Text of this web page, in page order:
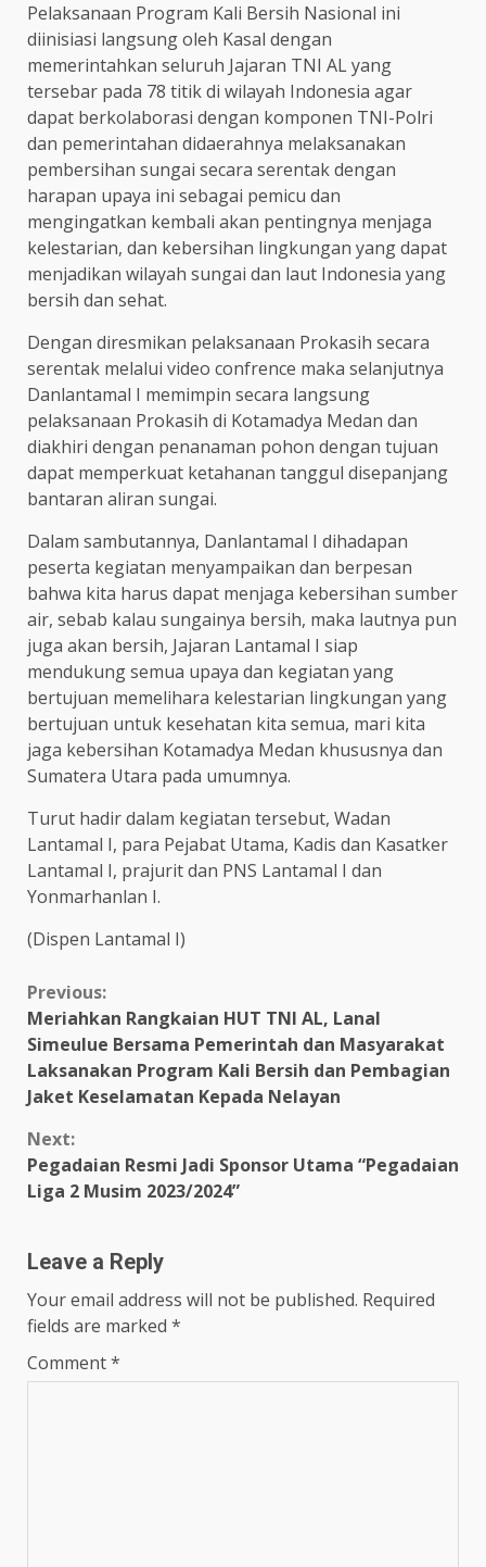
Pelaksanaan Program Kali Bersih Nasional ini
diinisiasi langsung oleh Kasal dengan
memerintahkan seluruh Jajaran TNI AL yang
tersebar pada 78 titik di wilayah Indonesia agar
dapat berkolaborasi dengan komponen TNI-Polri
dan pemerintahan didaerahnya melaksanakan
pembersihan sungai secara serentak dengan
harapan upaya ini sebagai pemicu dan
mengingatkan kembali akan pentingnya menjaga
kelestarian, dan kebersihan lingkungan yang dapat
menjadikan wilayah sungai dan laut Indonesia yang
bersih dan sehat.
Dengan diresmikan pelaksanaan Prokasih secara
serentak melalui video confrence maka selanjutnya
Danlantamal I memimpin secara langsung
pelaksanaan Prokasih di Kotamadya Medan dan
diakhiri dengan penanaman pohon dengan tujuan
dapat memperkuat ketahanan tanggul disepanjang
bantaran aliran sungai.
Dalam sambutannya, Danlantamal I dihadapan
peserta kegiatan menyampaikan dan berpesan
bahwa kita harus dapat menjaga kebersihan sumber
air, sebab kalau sungainya bersih, maka lautnya pun
juga akan bersih, Jajaran Lantamal I siap
mendukung semua upaya dan kegiatan yang
bertujuan memelihara kelestarian lingkungan yang
bertujuan untuk kesehatan kita semua, mari kita
jaga kebersihan Kotamadya Medan khususnya dan
Sumatera Utara pada umumnya.
Turut hadir dalam kegiatan tersebut, Wadan
Lantamal I, para Pejabat Utama, Kadis dan Kasatker
Lantamal I, prajurit dan PNS Lantamal I dan
Yonmarhanlan I.
(Dispen Lantamal I)
Continue
Reading
Previous:
Meriahkan Rangkaian HUT TNI AL, Lanal
Simeulue Bersama Pemerintah dan Masyarakat
Laksanakan Program Kali Bersih dan Pembagian
Jaket Keselamatan Kepada Nelayan
Next:
Pegadaian Resmi Jadi Sponsor Utama “Pegadaian
Liga 2 Musim 2023/2024”
Leave a Reply
Your email address will not be published. Required
fields are marked *
Comment*